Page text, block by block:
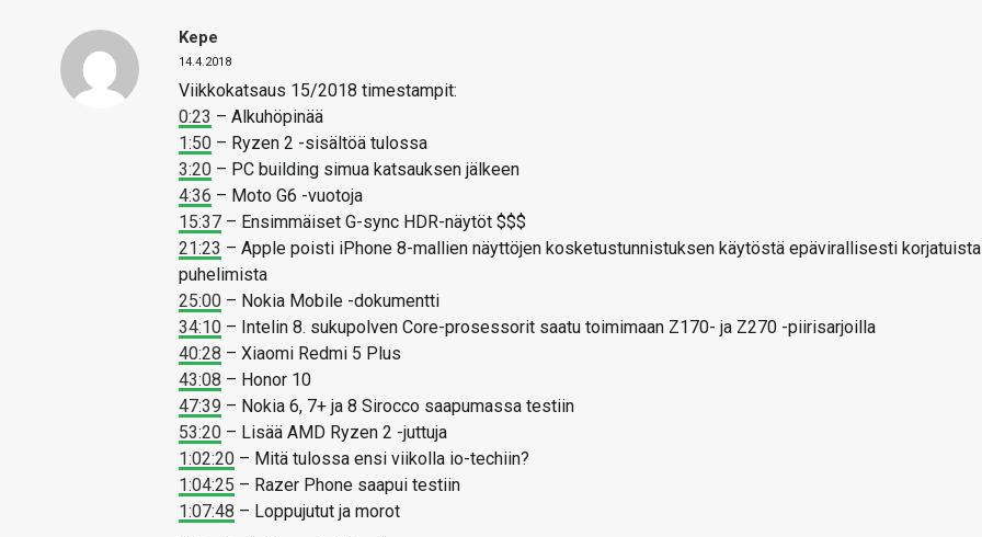
Kepe
14.4.2018
Viikkokatsaus 15/2018 timestampit:
0:23 – Alkuhöpinää
1:50 – Ryzen 2 -sisältöä tulossa
3:20 – PC building simua katsauksen jälkeen
4:36 – Moto G6 -vuotoja
15:37 – Ensimmäiset G-sync HDR-näytöt $$$
21:23 – Apple poisti iPhone 8-mallien näyttöjen kosketustunnistuksen käytöstä epävirallisesti korjatuista
puhelimista
25:00 – Nokia Mobile -dokumentti
34:10 – Intelin 8. sukupolven Core-prosessorit saatu toimimaan Z170- ja Z270 -piirisarjoilla
40:28 – Xiaomi Redmi 5 Plus
43:08 – Honor 10
47:39 – Nokia 6, 7+ ja 8 Sirocco saapumassa testiin
53:20 – Lisää AMD Ryzen 2 -juttuja
1:02:20 – Mitä tulossa ensi viikolla io-techiin?
1:04:25 – Razer Phone saapui testiin
1:07:48 – Loppujutut ja morot